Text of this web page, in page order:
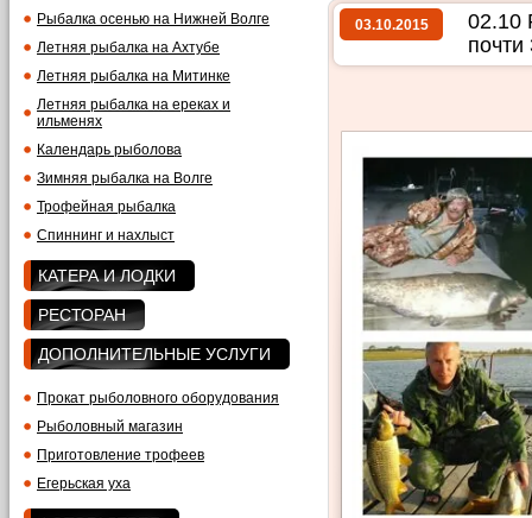
Рыбалка осенью на Нижней Волге
Летняя рыбалка на Ахтубе
Летняя рыбалка на Митинке
Летняя рыбалка на ереках и
ильменях
Календарь рыболова
Зимняя рыбалка на Волге
Трофейная рыбалка
Спиннинг и нахлыст
КАТЕРА И ЛОДКИ
РЕСТОРАН
ДОПОЛНИТЕЛЬНЫЕ УСЛУГИ
Прокат рыболовного оборудования
Рыболовный магазин
Приготовление трофеев
Егерьская уха
03.10.2015
02.10